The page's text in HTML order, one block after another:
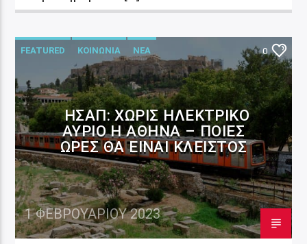
FEATURED ΚΟΙΝΩΝΙΑ ΝΕΑ 0
ΗΣΑΠ: ΧΩΡΊΣ ΗΛΕΚΤΡΙΚΌ
ΑΎΡΙΟ Η ΑΘΉΝΑ – ΠΟΙΕΣ
ΏΡΕΣ ΘΑ ΕΊΝΑΙ ΚΛΕΙΣΤΌΣ
1 ΦΕΒΡΟΥΑΡΊΟΥ 2023